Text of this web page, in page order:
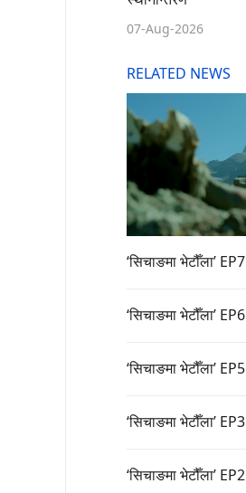
07-Aug-2026
RELATED NEWS
‘सिचाङमा भेटौँला’ EP7
‘सिचाङमा भेटौँला’ EP6
‘सिचाङमा भेटौँला’ EP5
‘सिचाङमा भेटौँला’ EP3
‘सिचाङमा भेटौँला’ EP2